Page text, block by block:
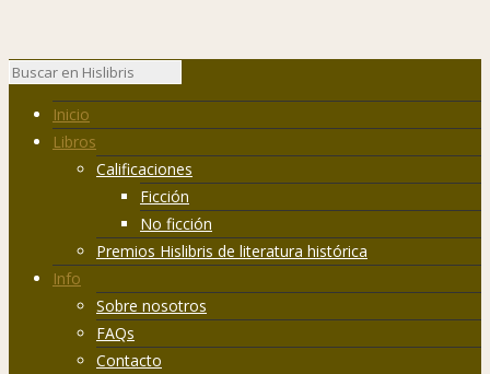
Inicio
Libros
Calificaciones
Ficción
No ficción
Premios Hislibris de literatura histórica
Info
Sobre nosotros
FAQs
Contacto